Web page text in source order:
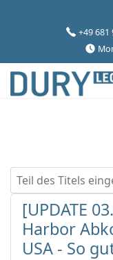
+49 681
Teil des Titels
[UPDATE
Harbor
USA - So